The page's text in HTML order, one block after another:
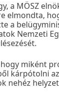
a MÖSZ
elmondta,
a
Nemzeti
miként
kárpótolni
nehéz